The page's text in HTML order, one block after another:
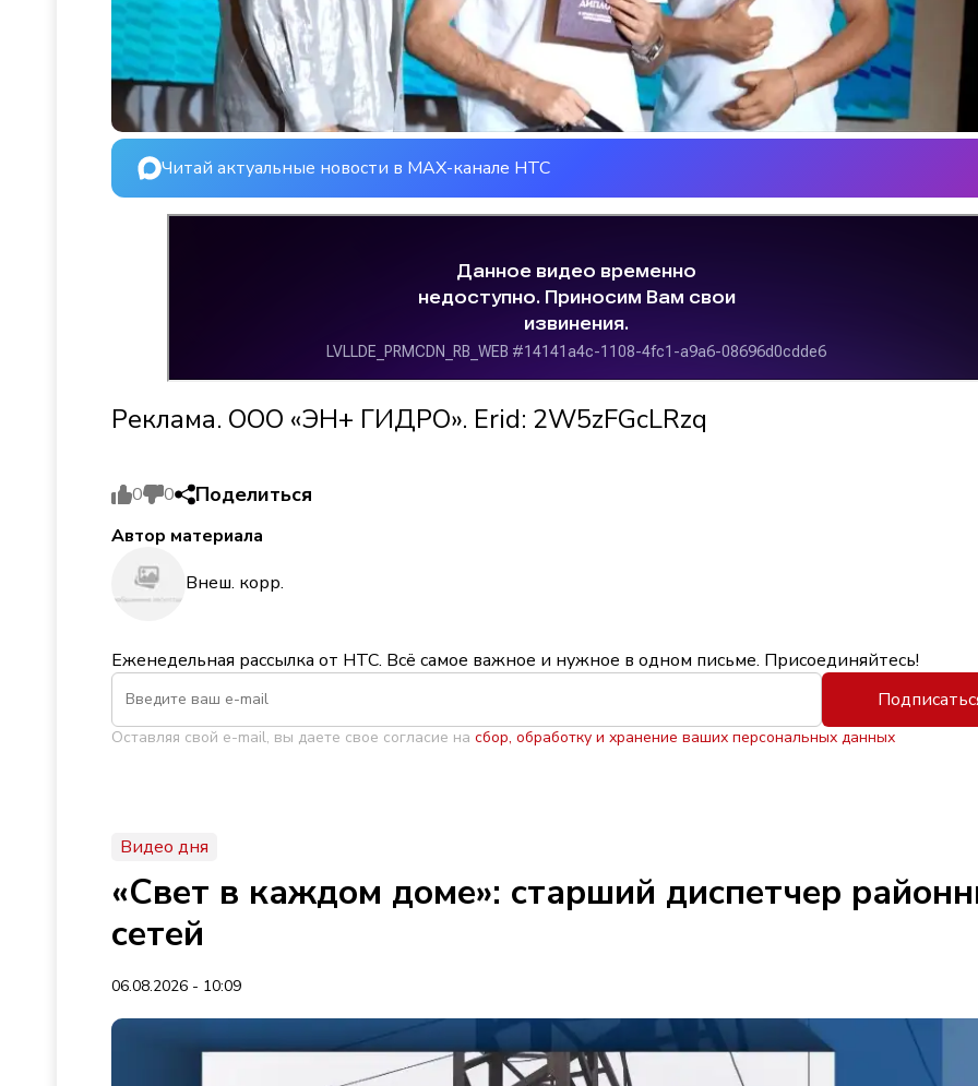
Читай актуальные новости в MAX-канале НТС
Реклама. ООО «ЭН+ ГИДРО». Erid: 2W5zFGcLRzq
0 0 Поделиться
Автор материала
Внеш. корр.
Еженедельная рассылка от НТС. Всё самое важное и нужное в одном письме. Присоединяйтесь!
Оставляя свой e-mail, вы даете свое согласие на сбор, обработку и хранение ваших персональных данных
Видео дня
«Свет в каждом доме»: старший диспетчер
сетей
06.08.2026 - 10:09